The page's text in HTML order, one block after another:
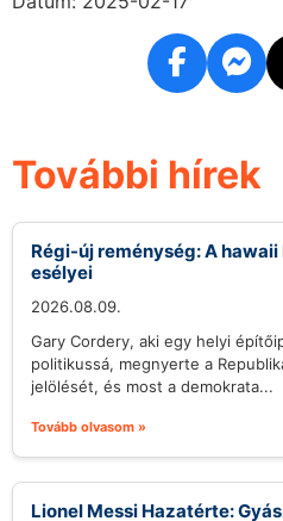
További hírek
Régi-új reménység: A
esélyei
2026.08.09.
Gary Cordery, aki egy helyi
politikussá, megnyerte a
jelölését, és most a demokrata...
Tovább olvasom »
Lionel Messi Hazatérte: